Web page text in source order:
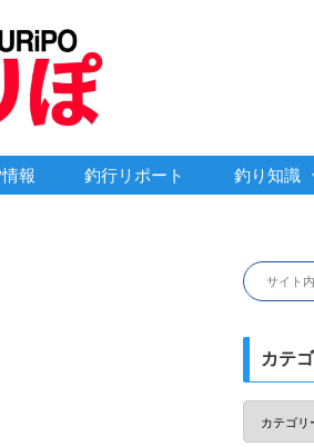
報 釣行リポート 釣り知識
カテ